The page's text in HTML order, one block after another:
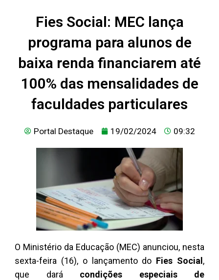
Fies Social: MEC lança
programa para alunos de
baixa renda financiarem até
100% das mensalidades de
faculdades particulares
Portal Destaque 19/02/2024 09:32
O Ministério da Educação (MEC) anunciou, nesta
sexta-feira (16), o lançamento do Fies Social,
que dará condições especiais de